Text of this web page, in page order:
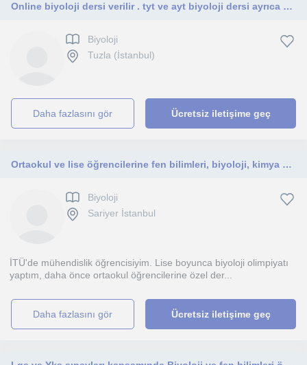
Online biyoloji dersi verilir . tyt ve ayt biyoloji dersi ayrıca okul sınavlarına hazırlık derside alabilirsiniz
Biyoloji
Tuzla (İstanbul)
daha fazlasını gör Ücretsiz iletişime geç
Ortaokul ve lise öğrencilerine fen bilimleri, biyoloji, kimya ve fizik dersleri
Biyoloji
Sariyer İstanbul
İTÜ'de mühendislik öğrencisiyim. Lise boyunca biyoloji olimpiyatı
yaptım, daha önce ortaokul öğrencilerine özel der...
daha fazlasını gör Ücretsiz iletişime geç